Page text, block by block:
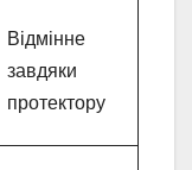
Відмінне
завдяки
протектору